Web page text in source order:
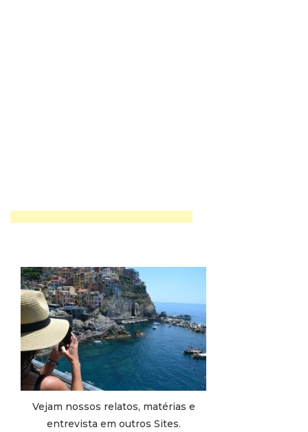
Vejam nossos relatos, matérias e
entrevista em outros Sites.